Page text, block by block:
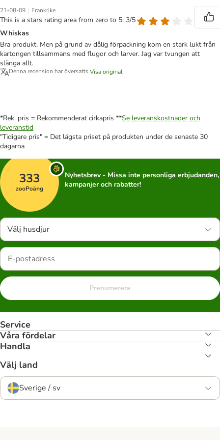
21-08-09 | Frankrike
This is a stars rating area from zero to 5: 3/5
Whiskas
Bra produkt. Men på grund av dålig förpackning kom en stark lukt från
kartongen tillsammans med flugor och larver. Jag var tvungen att
slänga allt.
Denna recension har översatts.Visa original
*Rek. pris = Rekommenderat cirkapris **Se leveranskostnader och
leveranstid
"Tidigare pris" = Det lägsta priset på produkten under de senaste 30
dagarna
333
zooPoäng
Nyhetsbrev - Missa inte personliga erbjudanden,
kampanjer och rabatter!
Välj husdjur
Prenumerera
Service
Våra fördelar
Handla
Välj land
Sverige / sv